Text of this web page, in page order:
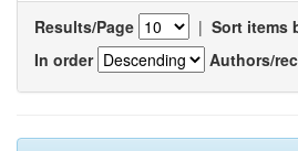
Results/Page | Sort items
In order
Authors/